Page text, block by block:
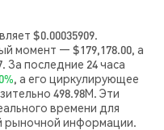
$0.00035909.
момент — $179,178.00, а
За последние 24 часа
, а его циркулирующее
498.98M. Эти
времени для
рыночной информации.